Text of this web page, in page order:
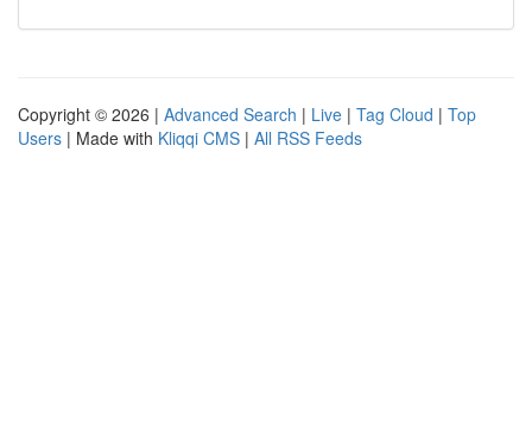
Copyright © 2026 | Advanced Search | Live | Tag Cloud | Top
Users | Made with Kliqqi CMS | All RSS Feeds